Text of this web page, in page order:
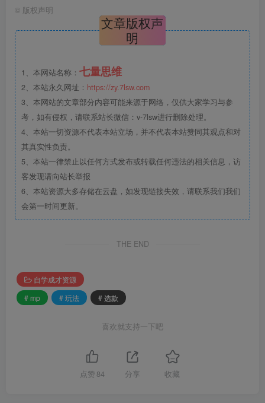
© 版权声明
文章版权声
明
1、本网站名称： 七量思维
2、本站永久网址： https://zy.7lsw.com
3、本网站的文章部分内容可能来源于网络，仅供大家学习与参
考，如有侵权，请联系站长微信：v-7lsw进行删除处理。
4、本站一切资源不代表本站立场，并不代表本站赞同其观点和对
其真实性负责。
5、本站一律禁止以任何方式发布或转载任何违法的相关信息，访
客发现请向站长举报
6、本站资源大多存储在云盘，如发现链接失效，请联系我们我们
会第一时间更新。
THE END
自学成才资源
# mp
# 玩法 # 选款
喜欢就支持一下吧
点赞 84 分享 收藏